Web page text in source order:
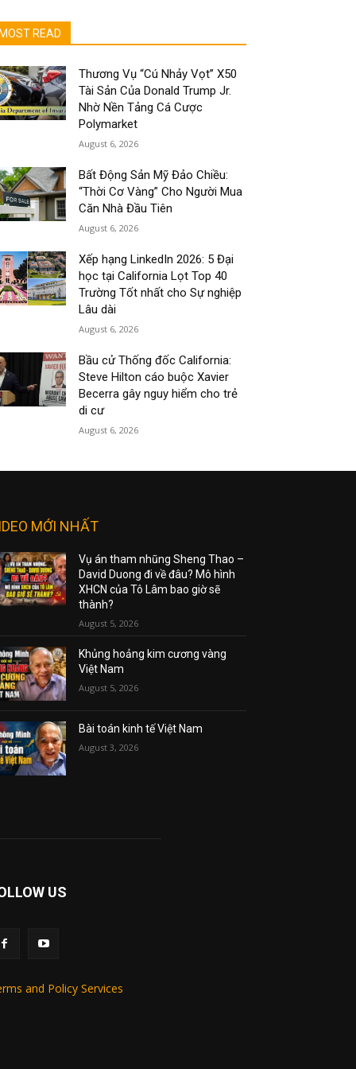
MOST READ
Thương Vụ “Cú Nhảy Vọt” X50
Tài Sản Của Donald Trump Jr.
Nhờ Nền Tảng Cá Cược
Polymarket
August 6, 2026
Bất Động Sản Mỹ Đảo Chiều:
“Thời Cơ Vàng” Cho Người Mua
Căn Nhà Đầu Tiên
August 6, 2026
Xếp hạng LinkedIn 2026: 5 Đại
học tại California Lọt Top 40
Trường Tốt nhất cho Sự nghiệp
Lâu dài
August 6, 2026
Bầu cử Thống đốc California:
Steve Hilton cáo buộc Xavier
Becerra gây nguy hiểm cho trẻ
di cư
August 6, 2026
MỚI NHẤT
Vụ án tham nhũng Sheng Thao –
David Duong đi về đâu? Mô hình
XHCN của Tô Lâm bao giờ sẽ
thành?
August 5, 2026
Khủng hoảng kim cương vàng
Việt Nam
August 5, 2026
Bài toán kinh tế Việt Nam
August 3, 2026
US
and Policy Services